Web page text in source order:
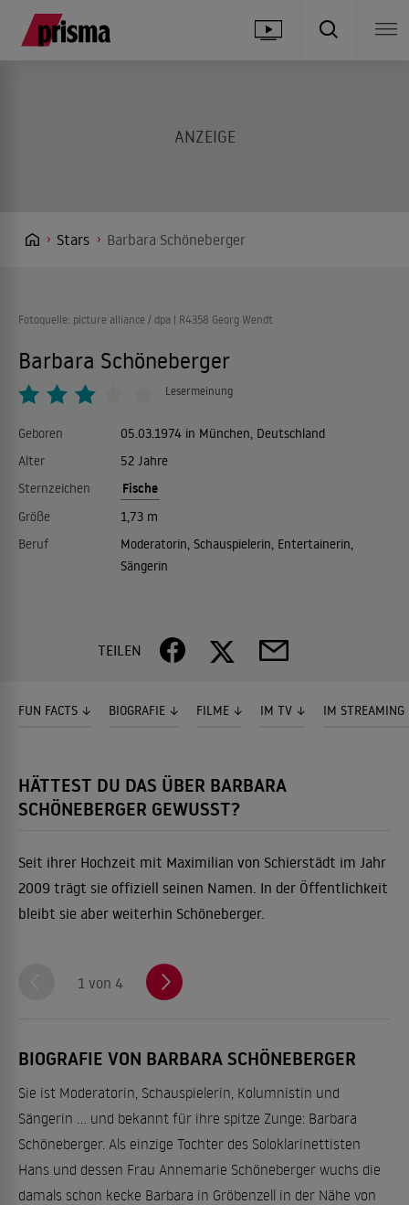
Stars Barbara Schöneberger
Fotoquelle: picture alliance / dpa | R4358 Georg Wendt
Barbara Schöneberger
Lesermeinung
Geboren
05.03.1974 in München, Deutschland
Alter
52 Jahre
Sternzeichen
Fische
Größe
1,73 m
Beruf
Moderatorin, Schauspielerin, Entertainerin,
Sängerin
TEILEN
FUN FACTS BIOGRAFIE FILME IM TV IM STREAMING
HÄTTEST DU DAS ÜBER BARBARA
SCHÖNEBERGER GEWUSST?
Seit ihrer Hochzeit mit Maximilian von Schierstädt im Jahr
2009 trägt sie offiziell seinen Namen. In der Öffentlichkeit
bleibt sie aber weiterhin Schöneberger.
1 von 4
BIOGRAFIE VON BARBARA SCHÖNEBERGER
Sie ist Moderatorin, Schauspielerin, Kolumnistin und
Sängerin ... und bekannt für ihre spitze Zunge: Barbara
Schöneberger. Als einzige Tochter des Soloklarinettisten
Hans und dessen Frau Annemarie Schöneberger wuchs die
damals schon kecke Barbara in Gröbenzell in der Nähe von